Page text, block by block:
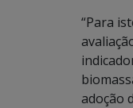
“Para
adoção